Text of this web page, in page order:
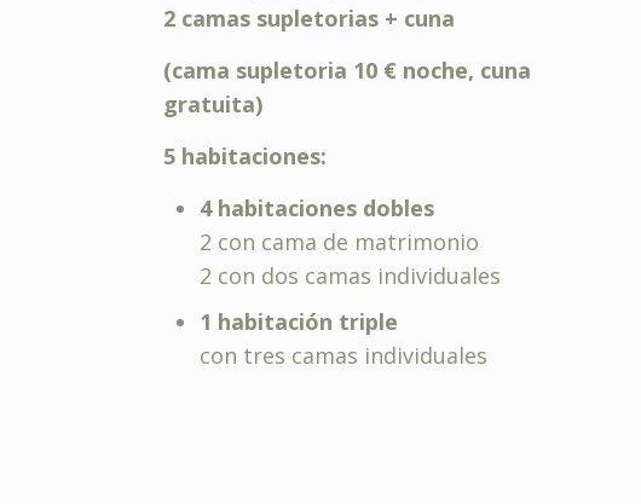
2 camas supletorias + cuna
(cama supletoria 10 € noche, cuna
gratuita)
5 habitaciones:
4 habitaciones dobles
2 con cama de matrimonio
2 con dos camas individuales
1 habitación triple
con tres camas individuales